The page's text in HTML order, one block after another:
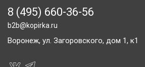
8 (495) 660-36-56
b2b@kopirka.ru
Воронеж, ул. Загоровского, дом 1, к1